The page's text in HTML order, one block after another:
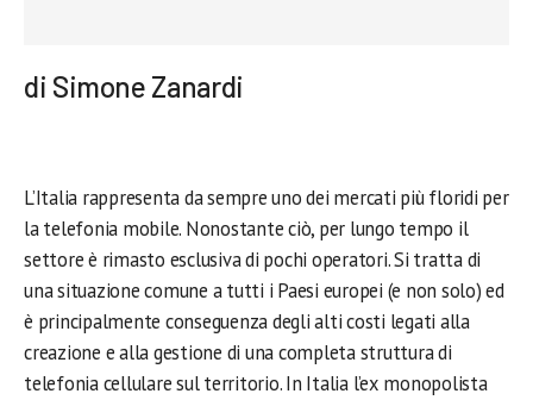
di Simone Zanardi
L’Italia rappresenta da sempre uno dei mercati più floridi per
la telefonia mobile. Nonostante ciò, per lungo tempo il
settore è rimasto esclusiva di pochi operatori. Si tratta di
una situazione comune a tutti i Paesi europei (e non solo) ed
è principalmente conseguenza degli alti costi legati alla
creazione e alla gestione di una completa struttura di
telefonia cellulare sul territorio. In Italia l’ex monopolista